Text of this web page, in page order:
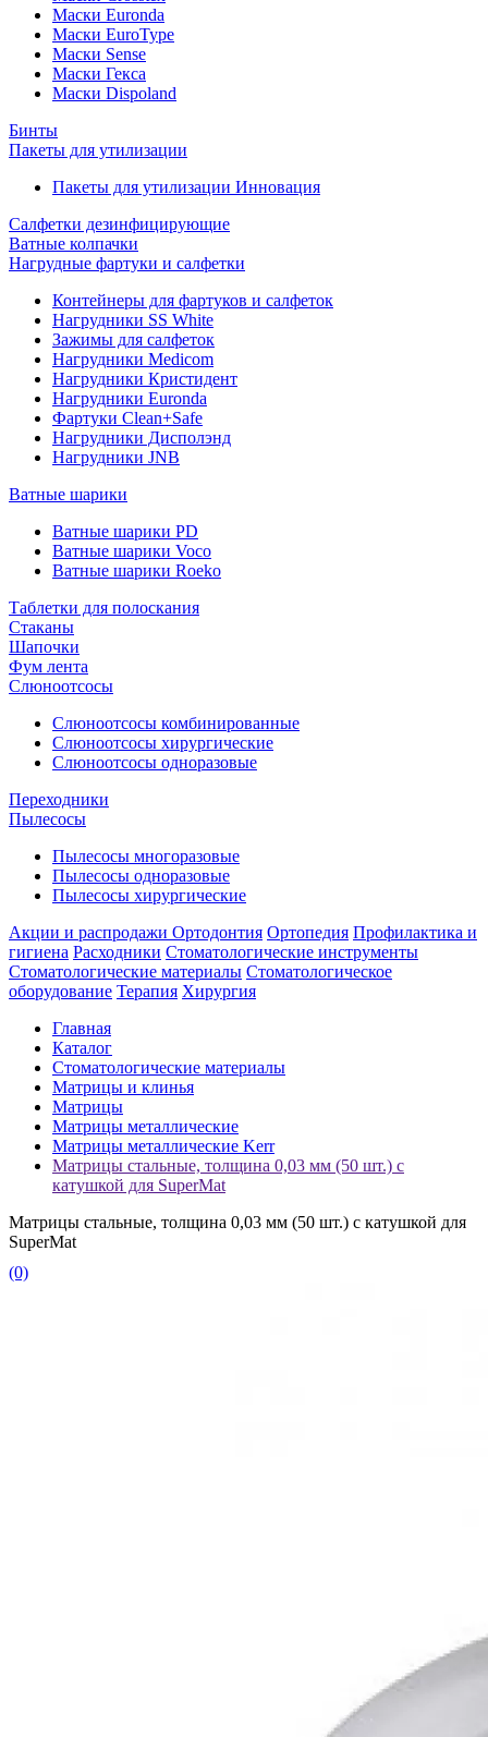
Маски Euronda
Маски EuroType
Маски Sense
Маски Гекса
Маски Dispoland
Бинты
Пакеты для утилизации
Пакеты для утилизации Инновация
Салфетки дезинфицирующие
Ватные колпачки
Нагрудные фартуки и салфетки
Контейнеры для фартуков и салфеток
Нагрудники SS White
Зажимы для салфеток
Нагрудники Medicom
Нагрудники Кристидент
Нагрудники Euronda
Фартуки Clean+Safe
Нагрудники Дисполэнд
Нагрудники JNB
Ватные шарики
Ватные шарики PD
Ватные шарики Voco
Ватные шарики Roeko
Таблетки для полоскания
Стаканы
Шапочки
Фум лента
Слюноотсосы
Слюноотсосы комбинированные
Слюноотсосы хирургические
Слюноотсосы одноразовые
Переходники
Пылесосы
Пылесосы многоразовые
Пылесосы одноразовые
Пылесосы хирургические
Акции и распродажи Ортодонтия Ортопедия Профилактика и
гигиена Расходники Стоматологические инструменты
Стоматологические материалы Стоматологическое
оборудование Терапия Хирургия
Главная
Каталог
Стоматологические материалы
Матрицы и клинья
Матрицы
Матрицы металлические
Матрицы металлические Kerr
Матрицы стальные, толщина 0,03 мм (50 шт.) с
катушкой для SuperMat
Матрицы стальные, толщина 0,03 мм (50 шт.) с катушкой для
SuperMat
(0)